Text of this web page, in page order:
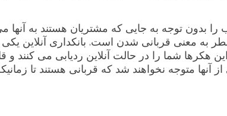
بدون توجه به جایی که مشتریان هستند به آنها
به معنی قربانی شدن است. بانکداری آنلاین
شما را در حالت آنلاین ردیابی می کنند و
متوجه نخواهند شد که قربانی هستند تا